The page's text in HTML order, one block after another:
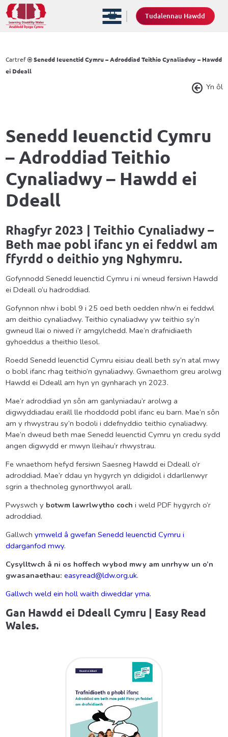
Tudalennau Hawdd
Cartref
Senedd Ieuenctid Cymru – Adroddiad Teithio Cynaliadwy – Hawdd
ei Ddeall
Yn ôl
Senedd Ieuenctid Cymru
– Adroddiad Teithio
Cynaliadwy – Hawdd ei
Ddeall
Rhagfyr 2023 | Teithio Cynaliadwy –
Beth mae pobl ifanc yn ei feddwl am
ffyrdd o deithio yng Nghymru.
Gofynnodd Senedd Ieuenctid Cymru i ni wneud fersiwn Hawdd
ei Ddeall o’u hadroddiad.
Gofynnon nhw i bobl 9 i 25 oed beth oedden nhw’n ei feddwl
am deithio cynaliadwy. Teithio cynaliadwy yw teithio sy’n
gwneud llai o niwed i’r amgylchedd. Mae’n drafnidiaeth
gyhoeddus a theithio llesol.
Roedd Senedd Ieuenctid Cymru eisiau deall beth sy’n atal mwy
o bobl ifanc rhag teithio’n gynaliadwy. Gwnaethom greu arolwg
Hawdd ei Ddeall am hyn yn gynharach yn 2023.
Mae’r adroddiad yn sôn am ganlyniadau’r arolwg a
digwyddiadau eraill lle rhoddodd pobl ifanc eu barn. Mae’n sôn
am y rhwystrau sy’n bodoli i ddefnyddio teithio cynaliadwy.
Mae’n dweud beth mae Senedd Ieuenctid Cymru yn credu sydd
angen digwydd er mwyn lleihau’r rhwystrau.
Fe wnaethom hefyd fersiwn Saesneg Hawdd ei Ddeall o’r
adroddiad. Mae’r ddau yn hygyrch yn ddigidol i ddarllenwyr
sgrin a thechnoleg gynorthwyol arall.
Pwyswch y botwm lawrlwytho coch i weld PDF hygyrch o’r
adroddiad.
Gallwch ymweld â gwefan Senedd Ieuenctid Cymru i
ddarganfod mwy.
Cysylltwch â ni os hoffech wybod mwy am unrhyw un o’n
gwasanaethau: easyread@ldw.org.uk.
Gallwch weld ein holl waith diweddar yma.
Gan Hawdd ei Ddeall Cymru | Easy Read
Wales.